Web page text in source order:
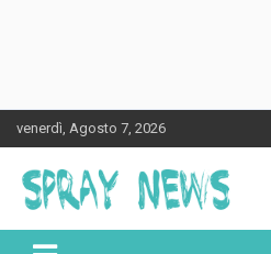
to
content
venerdì, Agosto 7, 2026
Spraynews.it